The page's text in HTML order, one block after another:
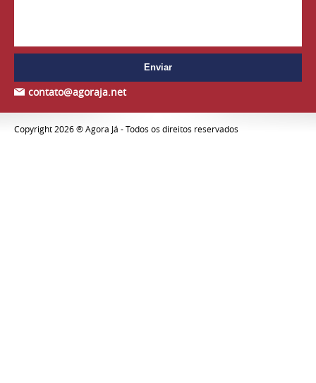
contato@agoraja.net
Copyright 2026 ® Agora Já - Todos os direitos reservados